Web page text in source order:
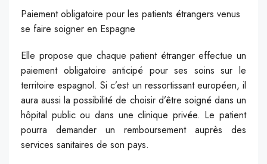
Paiement obligatoire pour les patients étrangers venus
se faire soigner en Espagne
Elle propose que chaque patient étranger effectue un
paiement obligatoire anticipé pour ses soins sur le
territoire espagnol. Si c’est un ressortissant européen, il
aura aussi la possibilité de choisir d’être soigné dans un
hôpital public ou dans une clinique privée. Le patient
pourra demander un remboursement auprès des
services sanitaires de son pays.